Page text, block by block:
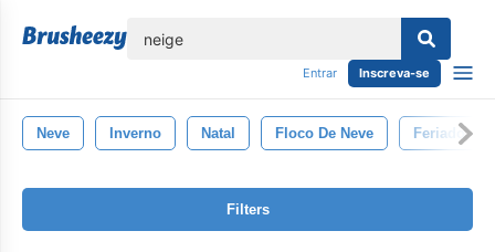
Entrar Inscreva-se
Neve Inverno Natal Floco De Neve Feriado
Filters